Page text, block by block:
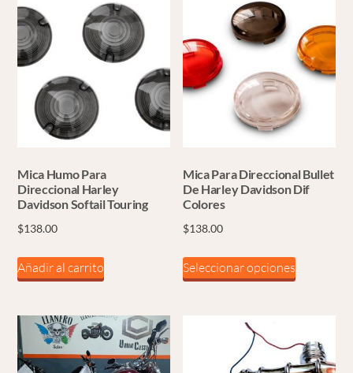
Mica Humo Para
Direccional Harley
Davidson Softail Touring
$138.00
Añadir al carrito
Mica Para Direccional Bullet
De Harley Davidson Dif
Colores
$138.00
Seleccionar opciones
producto
variantes.
Las